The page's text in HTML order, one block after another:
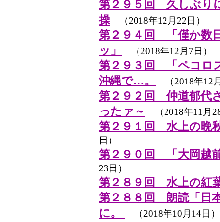
第２９５回 久しぶり
操 （2018年12月22日）
第２９４回 「僅か数
ッ」
（2018年12月7日）
第２９３回 「ペコロ
沖縄で…。
（2018年12
第２９２回 仲道郁代
ったァ～
（2018年11月
第２９１回 水上の晩
日）
第２９０回 「大岡越
23日）
第２８９回 水上の紅
第２８８回 朗読「日
に。
（2018年10月14日）